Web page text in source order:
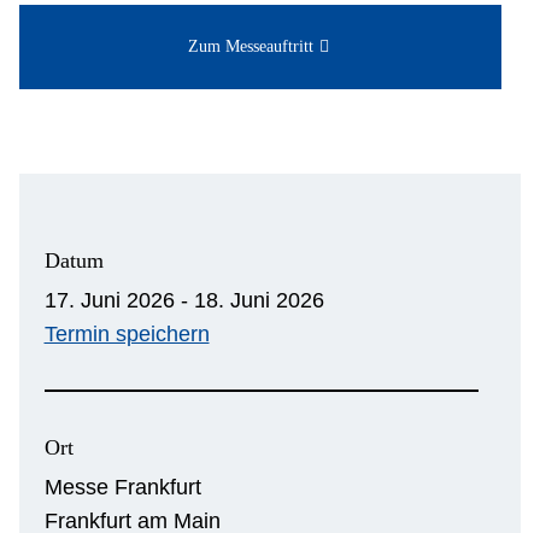
Zum Messeauftritt
Datum
17. Juni 2026 - 18. Juni 2026
Termin speichern
Ort
Messe Frankfurt
Frankfurt am Main